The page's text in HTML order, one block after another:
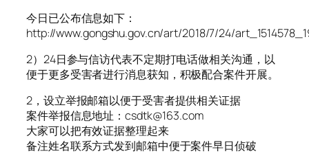
今日已公布信息如下：
http://www.gongshu.gov.cn/art/2018/7/24/
2）24日参与信访代表不定期打电话做相关沟通，以
便于更多受害者进行消息获知，积极配合案件开展。
2，设立举报邮箱以便于受害者提供相关证据
案件举报信息地址：csdtk@163.com
大家可以把有效证据整理起来
备注姓名联系方式发到邮箱中便于案件早日侦破